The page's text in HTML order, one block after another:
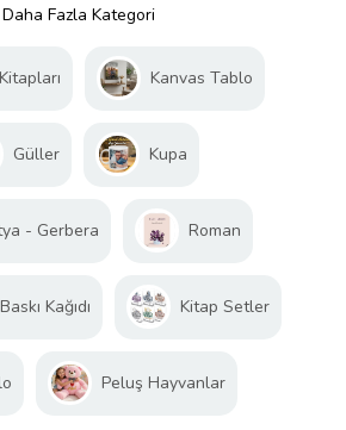
Daha Fazla Kategori
Kanvas Tablo
Güller Kupa
- Gerbera Roman
Kağıdı Kitap Setler
Peluş Hayvanlar